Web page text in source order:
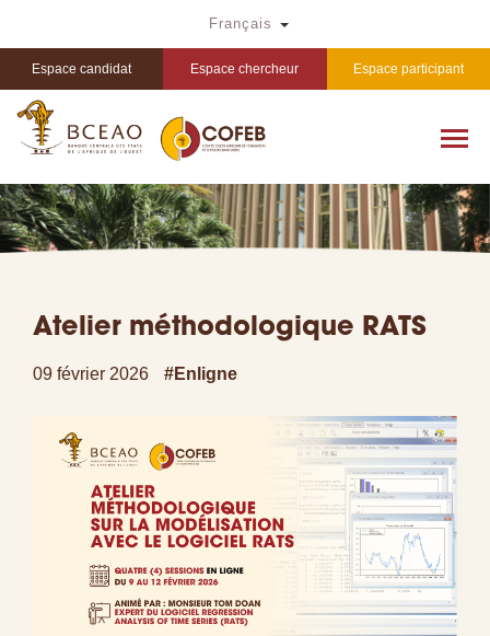
principal
Français Toggle Dropdown
Espace candidat Espace chercheur Espace participant
Atelier méthodologique RATS
09 février 2026 #Enligne